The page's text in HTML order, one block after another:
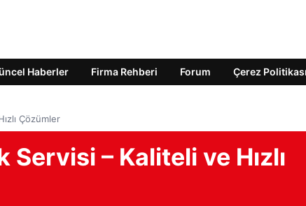
Haberler Firma Rehberi Forum Çerez Politikası
Çözümler
Servisi – Kaliteli ve Hızlı